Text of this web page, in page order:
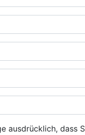
ausdrücklich, dass